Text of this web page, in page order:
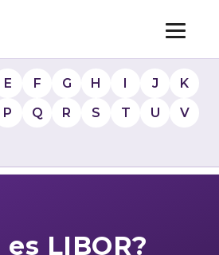
E F G H I J
K
P Q R S T U
V
es LIBOR?